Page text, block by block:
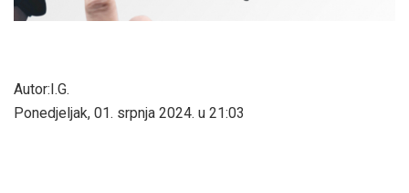
Autor:I.G.
Ponedjeljak, 01. srpnja 2024. u 21:03